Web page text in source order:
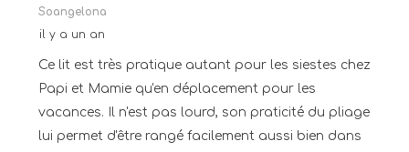
Soangelona
il y a un an
Ce lit est très pratique autant pour les siestes chez
Papi et Mamie qu'en déplacement pour les
vacances. Il n'est pas lourd, son praticité du pliage
lui permet d'être rangé facilement aussi bien dans